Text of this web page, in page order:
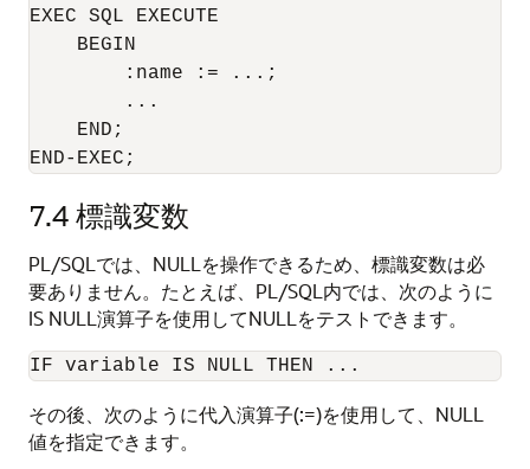
EXEC SQL EXECUTE
    BEGIN
        :name := ...;
        ...
    END;
END-EXEC;
7.4標識変数
PL/SQLでは、NULLを操作できるため、標識変数は必
要ありません。たとえば、PL/SQL内では、次のように
IS NULL演算子を使用してNULLをテストできます。
その後、次のように代入演算子(:=)を使用して、NULL
値を指定できます。